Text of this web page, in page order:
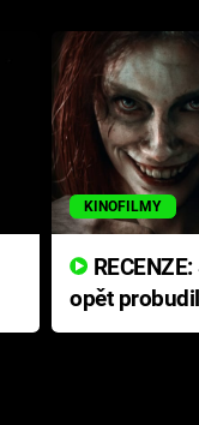
KINOFILMY
opět
přichází s